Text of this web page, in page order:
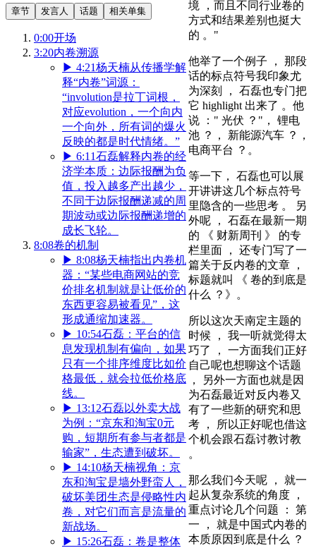
章节 发言人 话题 相关单集
0:00开场
3:20内卷溯源
▶ 4:21杨天楠从传播学解
释“内卷”词源：
“involution是拉丁词根，
对应evolution，一个向内
一个向外，所有词的爆火
反映的都是时代情绪。”
▶ 6:11石磊解释内卷的经
济学本质：边际报酬为负
值，投入越多产出越少，
不同于边际报酬递减的周
期波动或边际报酬递增的
成长飞轮。
8:08卷的机制
▶ 8:08杨天楠指出内卷机
器：“某些电商网站的竞
价排名机制就是让低价的
东西更容易被看见”，这
形成通缩加速器。
▶ 10:54石磊：平台的信
息发现机制有偏向，如果
只有一个排序维度比如价
格最低，就会拉低价格底
线。
▶ 13:12石磊以外卖大战
为例：“京东和淘宝0元
购，短期所有参与者都是
输家”，生态遭到破坏。
▶ 14:10杨天楠视角：京
东和淘宝是墙外野蛮人，
破坏美团生态是侵略性内
卷，对它们而言是流量的
新战场。
▶ 15:26石磊：卷是整体
境 ，而且不同行业卷的
方式和结果差别也挺大
的 。"
他举了一个例子 ， 那段
话的标点符号我印象尤
为深刻 ， 石磊也专门把
它 highlight 出来了 。他
说 ：" 光伏 ？"， 锂电
池 ？， 新能源汽车 ？，
电商平台 ？。
等一下， 石磊也可以展
开讲讲这几个标点符号
里隐含的一些思考 。 另
外呢 ， 石磊在最新一期
的 《 财新周刊 》 的专
栏里面 ， 还专门写了一
篇关于反内卷的文章 ，
标题就叫 《 卷的到底是
什么 ？》。
所以这次天南定主题的
时候 ， 我一听就觉得太
巧了 ， 一方面我们正好
自己呢也想聊这个话题
， 另外一方面也就是因
为石磊最近对反内卷又
有了一些新的研究和思
考 ， 所以正好呢也借这
个机会跟石磊讨教讨教
。
那么我们今天呢 ， 就一
起从复杂系统的角度 ，
重点讨论几个问题 ： 第
一 ， 就是中国式内卷的
本质原因到底是什么 ？